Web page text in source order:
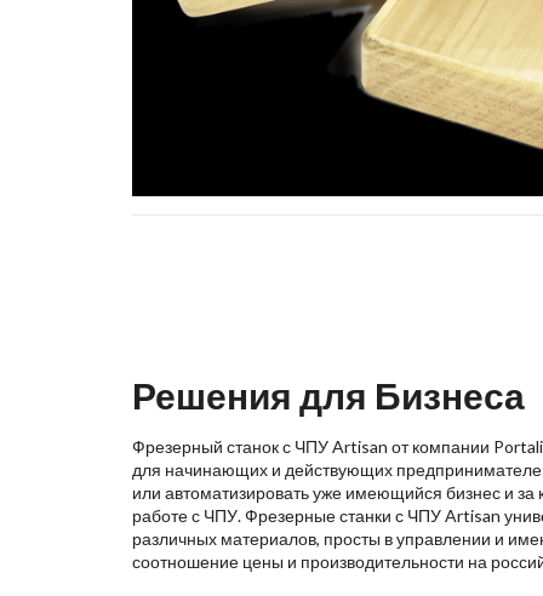
Решения для Бизнеса
Фрезерный станок с ЧПУ Artisan от компании
для начинающих и действующих
или автоматизировать уже имеющийся бизнес и за
работе с ЧПУ. Фрезерные станки с ЧПУ Artisan
различных материалов, просты в управлении и
соотношение цены и производительности на